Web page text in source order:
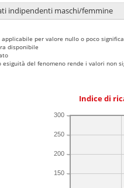
indipendenti maschi/femmine
applicabile per valore nullo o poco
disponibile
esiguità del fenomeno rende i valori non
Indice di
150
200
250
300